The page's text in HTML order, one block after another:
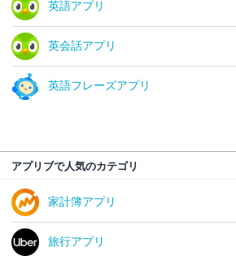
英語アプリ
英会話アプリ
英語フレーズアプリ
アプリブで人気のカテゴリ
家計簿アプリ
旅行アプリ